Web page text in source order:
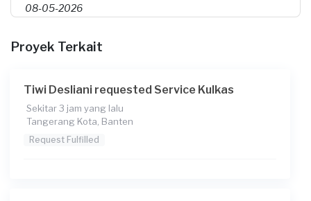
08-05-2026
12:00
Rp175.000 + Rp2.863 (biaya Transaksi)
Catatan
Proyek Terkait
Tiwi Desliani requested Service Kulkas
Sekitar 3 jam yang lalu
Tangerang Kota, Banten
Request Fulfilled